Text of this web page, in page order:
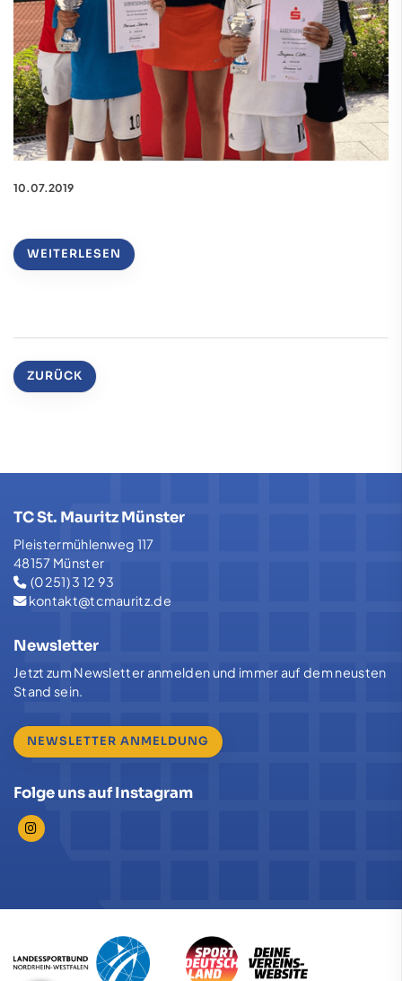
10.07.2019
WEITERLESEN
ZURÜCK
TC St. Mauritz Münster
Pleistermühlenweg 117
48157 Münster
(0251) 3 12 93
kontakt@tcmauritz.de
Newsletter
Jetzt zum Newsletter anmelden und immer auf dem neusten
Stand sein.
NEWSLETTER ANMELDUNG
Folge uns auf Instagram